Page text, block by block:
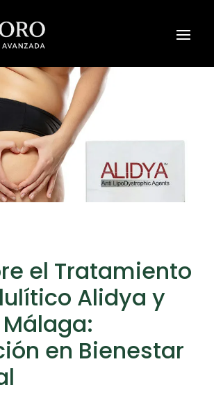
el Tratamiento
Alidya y
en Bienestar